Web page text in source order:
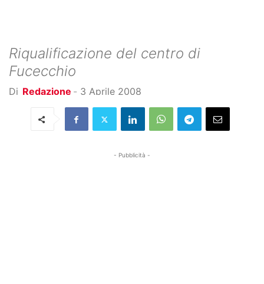
Riqualificazione del centro di
Fucecchio
Di Redazione - 3 Aprile 2008
- Pubblicità -